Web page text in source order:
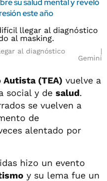
su salud mental y reveló
este año
al diagnóstico
Gemini
(TEA) vuelve a
social y de salud.
se vuelven a
de
alentado por
hizo un evento
y su lema fue un